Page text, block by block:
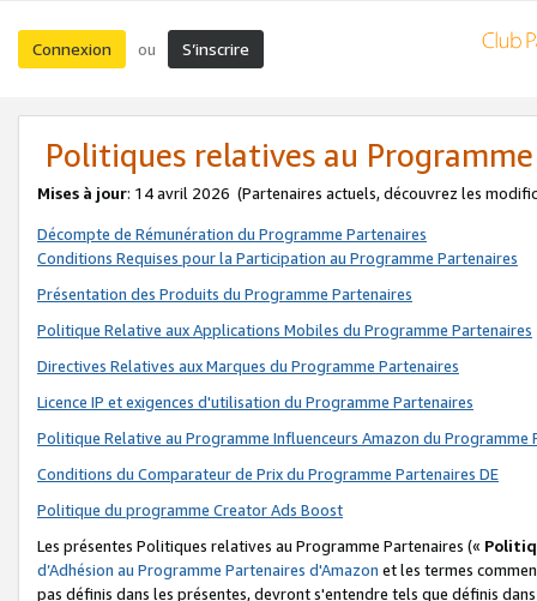
Connexion ou S’inscrire
Politiques relatives au
Mises à jour: 14 avril 2026 (Partenaires actuels, découvrez les
Décompte de Rémunération du Programme Partenaires
Conditions Requises pour la Participation au Programme Partenaires
Présentation des Produits du Programme Partenaires
Politique Relative aux Applications Mobiles du Programme Partenaires
Directives Relatives aux Marques du Programme Partenaires
Licence IP et exigences d'utilisation du Programme Partenaires
Politique Relative au Programme Influenceurs Amazon du Programme
Conditions du Comparateur de Prix du Programme Partenaires DE
Politique du programme Creator Ads Boost
Les présentes Politiques relatives au Programme Partenaires («
d’Adhésion au Programme Partenaires d'Amazon et les termes
pas définis dans les présentes, devront s'entendre tels que définis